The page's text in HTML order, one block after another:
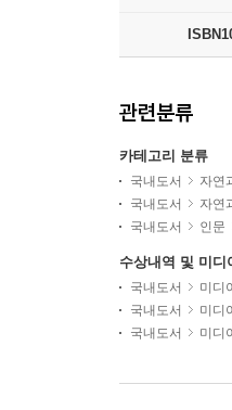
관련분류
카테고리 분류
국내도서 자연
국내도서
자연
국내도서
인문
수상내역 및 미디
국내도서 미디
국내도서
미디
국내도서
미디